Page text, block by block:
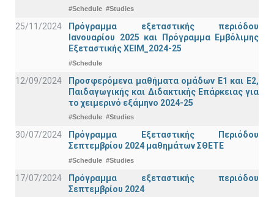
#Schedule #Studies
25/11/2024
Πρόγραμμα εξεταστικής περιόδου
Ιανουαρίου 2025 και Πρόγραμμα Εμβόλιμης
Εξεταστικής ΧΕΙΜ_2024-25
#Schedule
12/09/2024
Προσφερόμενα μαθήματα ομάδων Ε1 και Ε2,
Παιδαγωγικής και Διδακτικής Επάρκειας για
το χειμερινό εξάμηνο 2024-25
#Schedule #Studies
30/07/2024
Πρόγραμμα Εξεταστικής Περιόδου
Σεπτεμβρίου 2024 μαθημάτων ΣΘΕΤΕ
#Schedule #Studies
17/07/2024
Πρόγραμμα εξεταστικής περιόδου
Σεπτεμβρίου 2024